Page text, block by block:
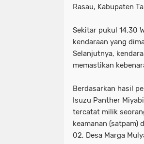
Rasau, Kabupaten
Sekitar pukul 14.30
kendaraan yang
Selanjutnya,
memastikan
Berdasarkan hasil
Isuzu Panther
tercatat milik
keamanan (satpam)
02, Desa Marga